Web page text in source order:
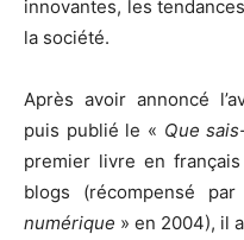
innovantes, les
la société.
Après avoir annoncé
puis publié le « Que
premier livre en
blogs (récompensé
numérique » en 2004), il